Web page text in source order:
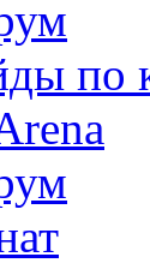
по